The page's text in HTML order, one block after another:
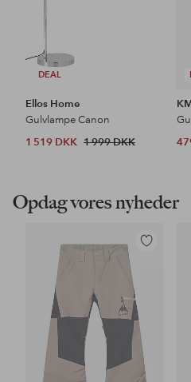
DEAL
Ellos Home
Gulvlampe Canon
1 519 DKK 1 999 DKK
Opdag vores nyheder
Tilføj